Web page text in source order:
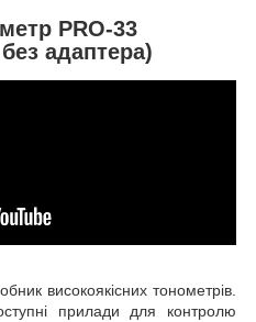
PRO-33
адаптера)
високоякісних тонометрів.
прилади для контролю